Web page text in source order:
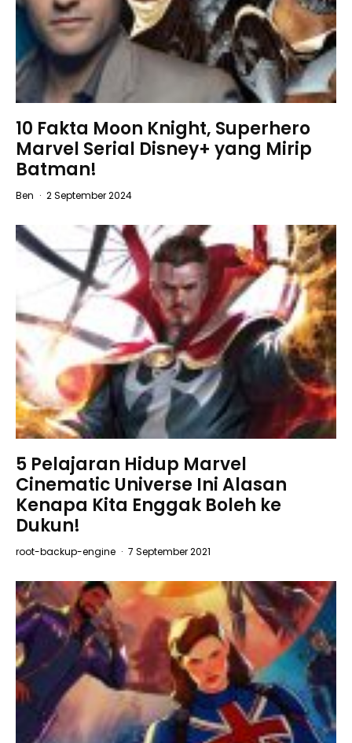
10 Fakta Moon Knight, Superhero
Marvel Serial Disney+ yang Mirip
Batman!
Ben · 2 September 2024
5 Pelajaran Hidup Marvel
Cinematic Universe Ini Alasan
Kenapa Kita Enggak Boleh ke
Dukun!
root-backup-engine · 7 September 2021